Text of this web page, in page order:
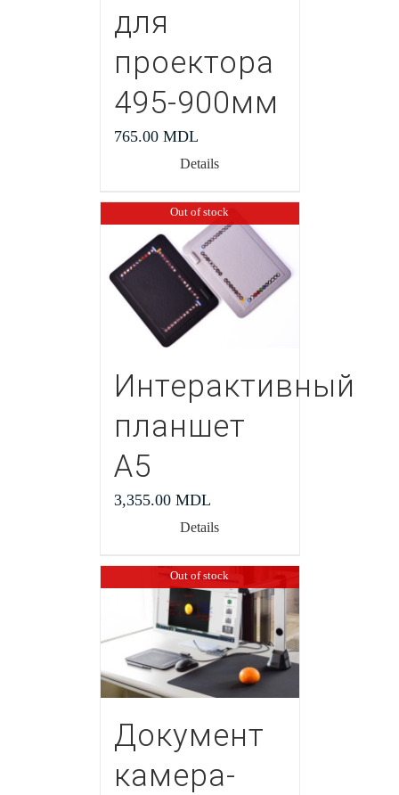
для
проектора
495-900мм
765.00 MDL
Details
Out of stock
Интерактивный
планшет
А5
3,355.00 MDL
Details
Out of stock
Документ
камера-